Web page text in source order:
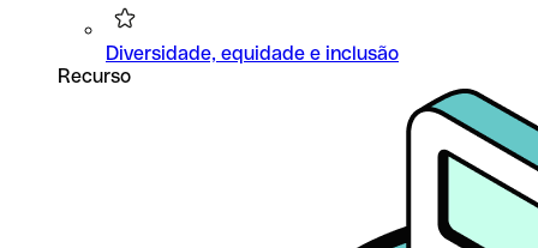
Diversidade, equidade e inclusão
Recurso